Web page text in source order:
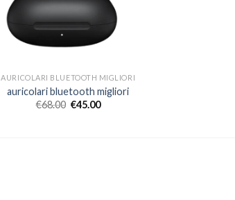
AURICOLARI BLUETOOTH MIGLIORI
auricolari bluetooth migliori
€68.00 €45.00